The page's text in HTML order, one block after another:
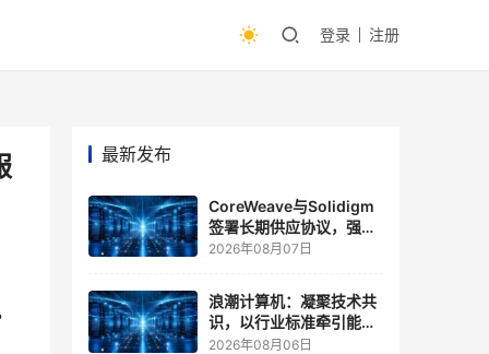
登录 注册
最新发布
CoreWeave与Solidigm
签署长期供应协议，强化
一体化人工智能云平台
2026年08月07日
浪潮计算机：凝聚技术共
识，以行业标准牵引能力
跃升
2026年08月06日